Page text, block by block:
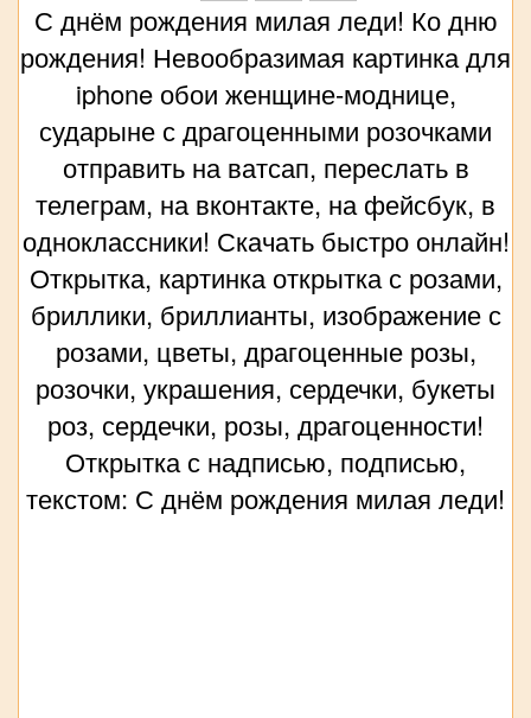
С днём рождения милая леди! Ко дню
рождения! Невообразимая картинка для
iphone обои женщине-моднице,
сударыне с драгоценными розочками
отправить на ватсап, переслать в
телеграм, на вконтакте, на фейсбук, в
одноклассники! Скачать быстро онлайн!
Открытка, картинка открытка с розами,
бриллики, бриллианты, изображение с
розами, цветы, драгоценные розы,
розочки, украшения, сердечки, букеты
роз, сердечки, розы, драгоценности!
Открытка с надписью, подписью,
текстом: С днём рождения милая леди!